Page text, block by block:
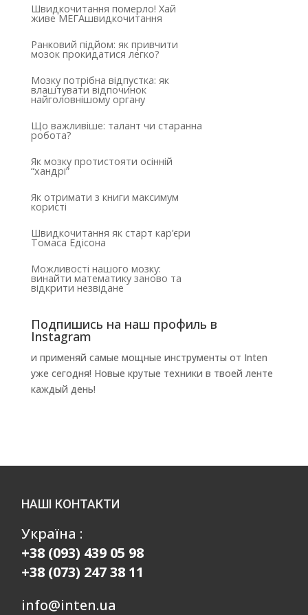
Швидкочитання померло! Хай
живе МЕГАшвидкочитання
Ранковий підйом: як привчити
мозок прокидатися легко?
Мозку потрібна відпустка: як
влаштувати відпочинок
найголовнішому органу
Що важливіше: талант чи старанна
робота?
Як мозку протистояти осінній
“хандрі”
Як отримати з книги максимум
користі
Швидкочитання як старт кар’єри
Томаса Едісона
Можливості нашого мозку:
винайти математику заново та
відкрити незвідане
Подпишись на наш профиль в
Instagram
и применяй самые мощные инструменты от Inten
уже сегодня! Новые крутые техники в твоей ленте
каждый день!
НАШІ КОНТАКТИ
Україна :
+38 (093) 439 05 98
+38 (073) 247 38 11
info@inten.ua